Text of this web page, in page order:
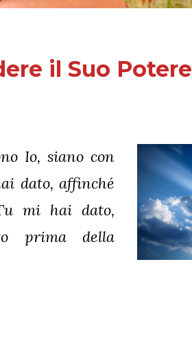
il Suo Potere
Io, siano con
dato, affinché
mi hai dato,
prima della